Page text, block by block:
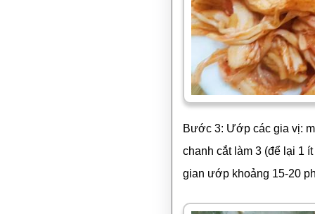
Bước 3: Ướp các gia vị:
chanh cắt làm 3 (để lại 1
gian ướp khoảng 15-20